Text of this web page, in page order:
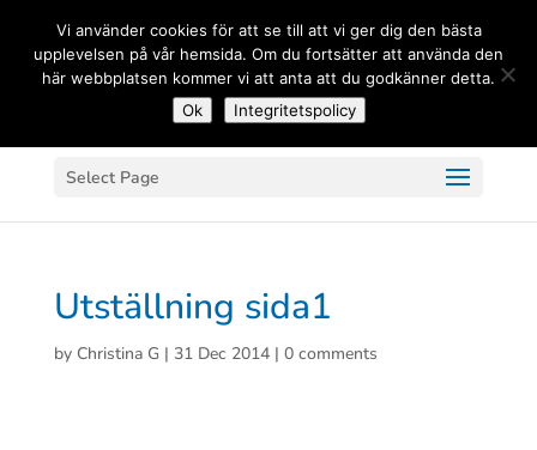
Select Page
Utställning sida1
by Christina G | 31 Dec 2014| 0 comments
Vi använder cookies för att se till att vi ger dig den bästa
upplevelsen på vår hemsida. Om du fortsätter att använda den
här webbplatsen kommer vi att anta att du godkänner detta.
Ok
Integritetspolicy